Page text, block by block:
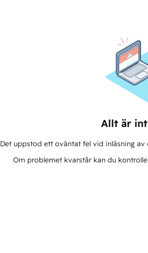
Allt är
Det uppstod ett oväntat fel vid inläsning
Om problemet kvarstår kan du